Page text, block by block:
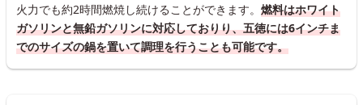
火力でも約2時間燃焼し続けることができます。 燃料はホワイト
ガソリンと無鉛ガソリンに対応しておりり、五徳には6インチま
でのサイズの鍋を置いて調理を行うことも可能です。